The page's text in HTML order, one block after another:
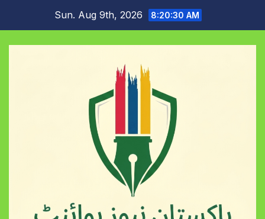
content
Sun. Aug 9th, 2026 8:20:31 AM